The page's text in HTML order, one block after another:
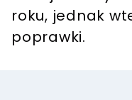
roku, jednak
poprawki.